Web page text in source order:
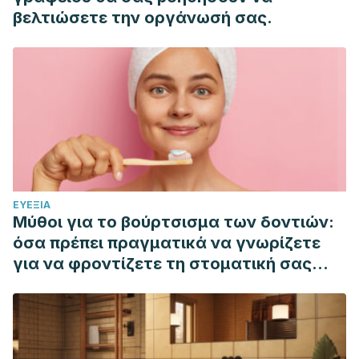
content/uploads/2019/06/Folleto_divulgativo_Infeccion1.pdf
infections”. In: Habif, T.P. (ed.), Clinical Dermatology: A
Color Guide to Diagnosis and Therapy. Philadelphia, PA:
βελτιώσετε την οργάνωσή σας.
ΕΥΕΞΊΑ
Μύθοι για το βούρτσισμα των δοντιών:
όσα πρέπει πραγματικά να γνωρίζετε
για να φροντίζετε τη στοματική σας